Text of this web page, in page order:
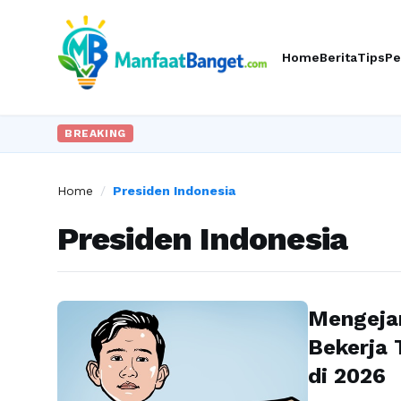
HomeBeritaTips
BREAKING
Home / Presiden Indonesia
Presiden Indonesia
Bekerja
di 2026